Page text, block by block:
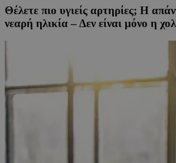
Θέλετε πιο υγιείς αρτηρίες; Η
νεαρή ηλικία – Δεν είναι μόνο η